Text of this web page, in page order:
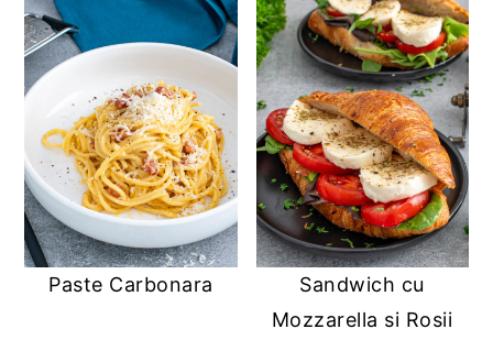
Paste Carbonara
Sandwich cu
Mozzarella si Rosii